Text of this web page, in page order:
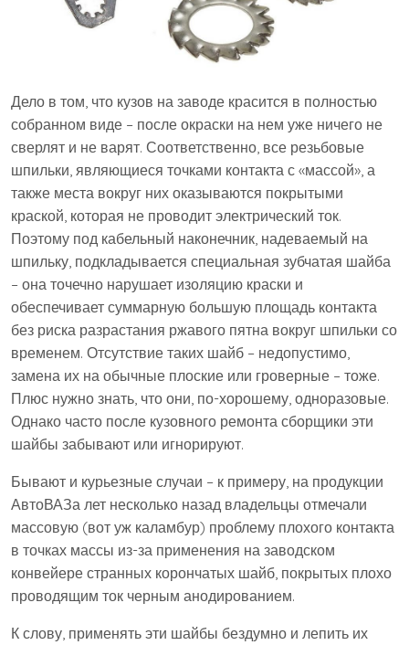
Дело в том, что кузов на заводе красится в полностью
собранном виде – после окраски на нем уже ничего не
сверлят и не варят. Соответственно, все резьбовые
шпильки, являющиеся точками контакта с «массой», а
также места вокруг них оказываются покрытыми
краской, которая не проводит электрический ток.
Поэтому под кабельный наконечник, надеваемый на
шпильку, подкладывается специальная зубчатая шайба
– она точечно нарушает изоляцию краски и
обеспечивает суммарную большую площадь контакта
без риска разрастания ржавого пятна вокруг шпильки со
временем. Отсутствие таких шайб – недопустимо,
замена их на обычные плоские или гроверные – тоже.
Плюс нужно знать, что они, по-хорошему, одноразовые.
Однако часто после кузовного ремонта сборщики эти
шайбы забывают или игнорируют.
Бывают и курьезные случаи – к примеру, на продукции
АвтоВАЗа лет несколько назад владельцы отмечали
массовую (вот уж каламбур) проблему плохого контакта
в точках массы из-за применения на заводском
конвейере странных корончатых шайб, покрытых плохо
проводящим ток черным анодированием.
К слову, применять эти шайбы бездумно и лепить их